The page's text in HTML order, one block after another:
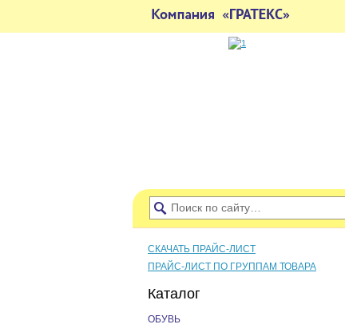
СКАЧАТЬ ПРАЙС-ЛИСТ
ПРАЙС-ЛИСТ ПО ГРУППАМ ТОВАРА
Каталог
ОБУВЬ